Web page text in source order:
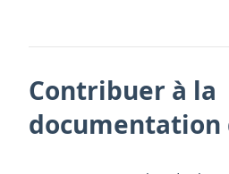
Contribuer à la
documentation